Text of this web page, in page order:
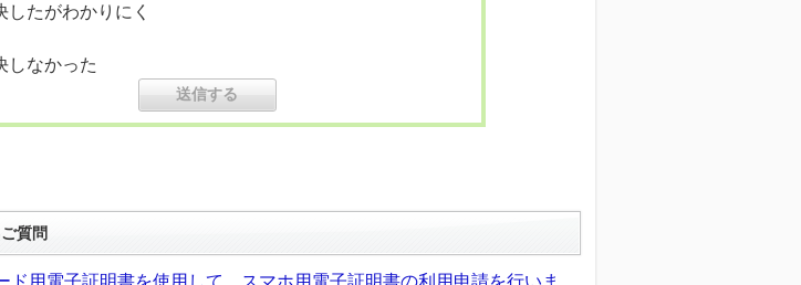
したがわかりにく
しなかった
質問
ド用電子証明書を使用して、スマホ用電子証明書の利用申請を行いま